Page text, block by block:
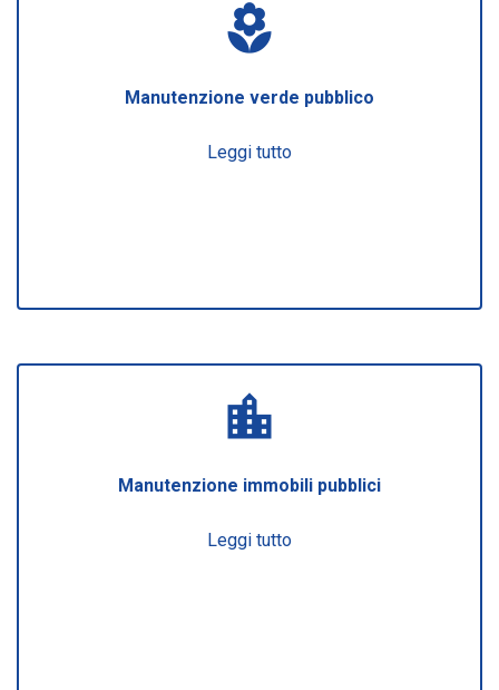
local_florist
Manutenzione verde pubblico
Leggi tutto
location_city
Manutenzione immobili pubblici
Leggi tutto